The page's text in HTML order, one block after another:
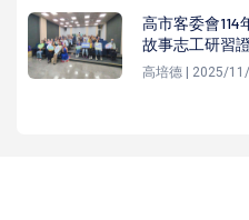
高市客委會
故事志工研習
高培德 | 2025/